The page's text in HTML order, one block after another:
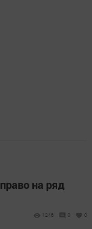
на ряд
1246 0 0